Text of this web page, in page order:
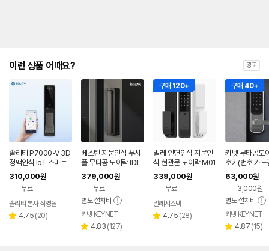
이런 상품 어때요? 광고
솔리티 P7000-V 3D
정맥인식 IoT 스마트
도어락 무타공 푸시풀
도어락 카드키 번호키
앱연동 Wi-Fi
310,000원
무료
솔리티 본사 직영몰
별 4.75 리
(20)
베스틴 지문인식 푸시
풀 무타공 도어락 IDL
400M 즉시 바로 잠김
원룸 오피스텔 안전한
379,000원
무료
별도 설치비
키넷 KEYNET
별 4.83 리
(127)
구매 120+
밀레 안면인식 지문인
식 현관문 도어락 M01
R
339,000원
무료
페이
밀레시스텍
별 4.75 리
(28)
구매 40+
키넷 무타공도
호키(번호 카드
초즉시잠김 현
어락 5000S
63,000원
3,000원
별도 설치비
키넷 KEYNET
별 4.87 리
(15)